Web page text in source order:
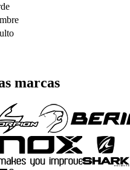
marcas